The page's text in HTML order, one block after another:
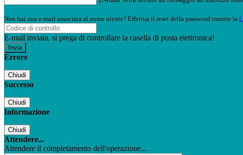
Non hai una e-mail associata al nome utente? Effettua il reset della password tramite la
E-mail inviata, si prega di controllare la casella di posta elettronica!
Errore
Chiudi
Successo
Chiudi
Informazione
Chiudi
Attendere...
Attendere il completamento dell'operazione...